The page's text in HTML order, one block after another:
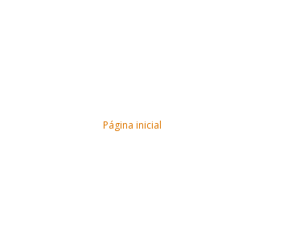
Página inicial